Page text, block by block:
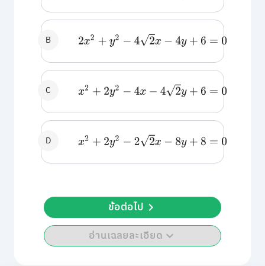
B 2x2 +y2−4 2x −4y+6 =0
C x2 +2 y2−4 x− 42y+6=0
D x2 +2 y2−2 2x −8y+8 =0
อ่านเฉลยละเอียด
ข้อต่อไป